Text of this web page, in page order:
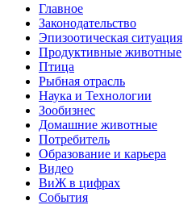
Главное
Законодательство
Эпизоотическая ситуация
Продуктивные животные
Птица
Рыбная отрасль
Наука и Технологии
Зообизнес
Домашние животные
Потребитель
Образование и карьера
Видео
ВиЖ в цифрах
События